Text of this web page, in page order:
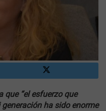
que “el esfuerzo que
ha sido enorme